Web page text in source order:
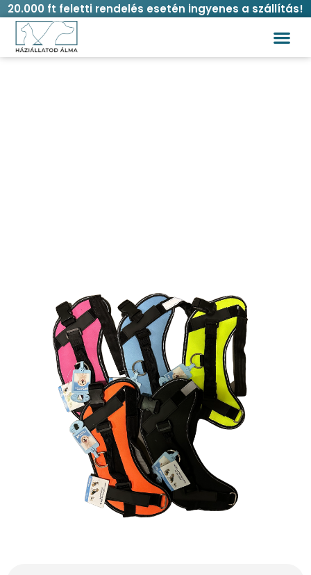
20.000 ft feletti rendelés esetén ingyenes a szállítás!